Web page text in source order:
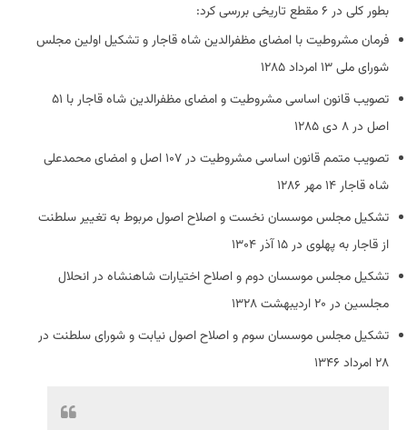
بطور کلی در ۶ مقطع تاریخی بررسی کرد:
فرمان مشروطیت با امضای مظفرالدین شاه قاجار و تشکیل اولین مجلس
شورای ملی ۱۳ امرداد ۱۲۸۵
تصویب قانون اساسی مشروطیت و امضای مظفرالدین شاه قاجار با ۵۱
اصل در ۸ دی ۱۲۸۵
تصویب متمم قانون اساسی مشروطیت در ۱۰۷ اصل و امضای محمدعلی
شاه قاجار ۱۴ مهر ۱۲۸۶
تشکیل مجلس موسسان نخست و اصلاح اصول مربوط به تغییر سلطنت
از قاجار به پهلوی در ۱۵ آذر ۱۳۰۴
تشکیل مجلس موسسان دوم و اصلاح اختیارات شاهنشاه در انحلال
مجلسین در ۲۰ اردیبهشت ۱۳۲۸
تشکیل مجلس موسسان سوم و اصلاح اصول نیابت و شورای سلطنت در
۲۸ امرداد ۱۳۴۶